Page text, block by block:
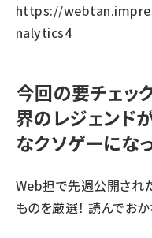
https://
nalytics4
今回の要チェッ
界のレジェンド
なクソゲーにな
Web担で先週公開され
ものを厳選！ 読んでお